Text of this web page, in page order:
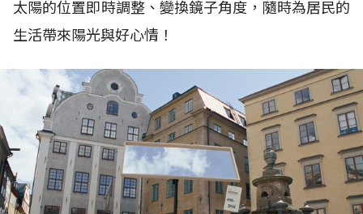
太陽的位置即時調整、變換鏡子角度，隨時為居民的
生活帶來陽光與好心情！